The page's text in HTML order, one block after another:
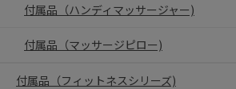
付属品（ハンディマッサージャー)
付属品（マッサージピロー)
付属品（フィットネスシリーズ)